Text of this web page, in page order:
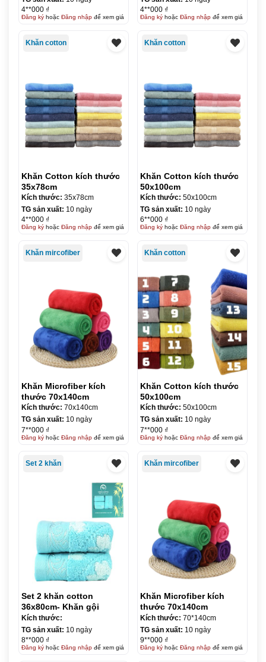
4**000 ₫
Đăng kýhoặc Đăng nhậpđể xem giá
4**000 ₫
Đăng kýhoặc Đăng nhậpđể xem giá
Khăn cotton
Khăn Cotton kích thước
35x78cm
Kích thước: 35x78cm
TG sản xuất: 10 ngày
4**000 ₫
Đăng kýhoặc Đăng nhậpđể xem giá
Khăn cotton
Khăn Cotton kích thước
50x100cm
Kích thước: 50x100cm
TG sản xuất: 10 ngày
6**000 ₫
Đăng kýhoặc Đăng nhậpđể xem giá
Khăn mircofiber
Khăn Microfiber kích
thước 70x140cm
Kích thước: 70x140cm
TG sản xuất: 10 ngày
7**000 ₫
Đăng kýhoặc Đăng nhậpđể xem giá
Khăn cotton
Khăn Cotton kích thước
50x100cm
Kích thước: 50x100cm
TG sản xuất: 10 ngày
7**000 ₫
Đăng kýhoặc Đăng nhậpđể xem giá
Set 2 khăn
Set 2 khăn cotton
36x80cm- Khăn gội
Kích thước:
TG sản xuất: 10 ngày
8**000 ₫
Đăng kýhoặc Đăng nhậpđể xem giá
Khăn mircofiber
Khăn Microfiber kích
thước 70x140cm
Kích thước: 70*140cm
TG sản xuất: 10 ngày
9**000 ₫
Đăng kýhoặc Đăng nhậpđể xem giá